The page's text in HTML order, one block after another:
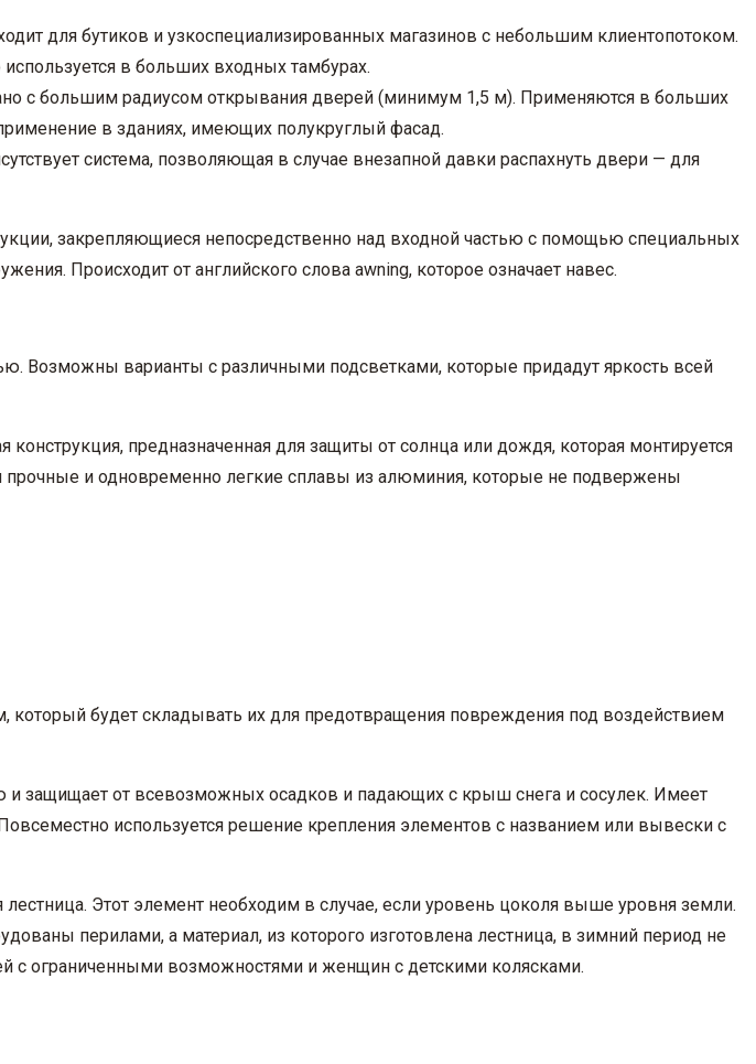
для бутиков и узкоспециализированных магазинов с небольшим клиентопотоком.
в больших входных тамбурах.
с большим радиусом открывания дверей (минимум 1,5 м). Применяются в больших
в зданиях, имеющих полукруглый фасад.
система, позволяющая в случае внезапной давки распахнуть двери — для
закрепляющиеся непосредственно над входной частью с помощью специальных
Происходит от английского слова awning, которое означает навес.
Возможны варианты с различными подсветками, которые придадут яркость всей
предназначенная для защиты от солнца или дождя, которая монтируется
и одновременно легкие сплавы из алюминия, которые не подвержены
будет складывать их для предотвращения повреждения под воздействием
защищает от всевозможных осадков и падающих с крыш снега и сосулек. Имеет
используется решение крепления элементов с названием или вывески с
Этот элемент необходим в случае, если уровень цоколя выше уровня земли.
перилами, а материал, из которого изготовлена лестница, в зимний период не
с ограниченными возможностями и женщин с детскими колясками.